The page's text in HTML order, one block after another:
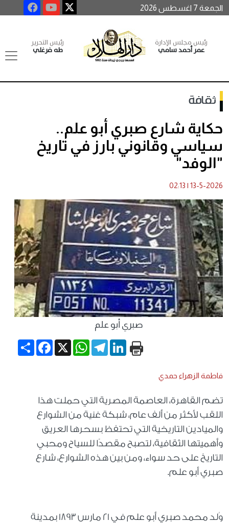
الجمعة 7 اغسطس 2026
رئيس مجلس الإدارة
عمر أحمد سامي
رئيس التحرير
طه فرغلي
ثقافة
حكاية شارع صبري أبو علم..
سياسي وقانوني بارز في تاريخ
"الوفد"
13-5-2026
|
02:13
صبري أبو علم
Share
Facebook X
WhatsApp
TelegramLinkedIn
فاطمة الزهراء حمدي
تضم القاهرة، العاصمة المصرية التي حملت هذا
اللقب لأكثر من ألف عام، شبكة غنية من الشوارع
والميادين التاريخية التي تحتفظ بسحرها العريق
وأهميتها الثقافية، لتصبح مقصدًا للسياح ومحبي
التاريخ على حد سواء، ومن بين هذه الشوارع، شارع
صبري أبو علم.
وُلد محمد صبري أبو علم في 21 مارس 1893 بمدينة